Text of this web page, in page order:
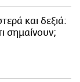
και δεξιά:
σημαίνουν;